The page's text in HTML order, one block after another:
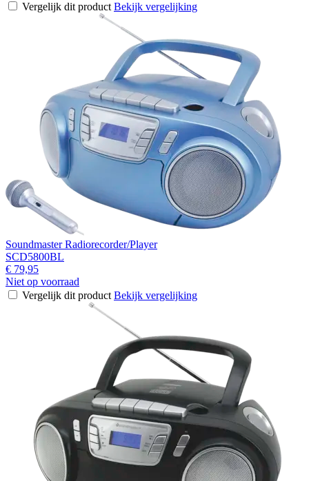
Vergelijk dit product Bekijk vergelijking
Soundmaster Radiorecorder/Player
SCD5800BL
€ 79,95
Niet op voorraad
Vergelijk dit product Bekijk vergelijking